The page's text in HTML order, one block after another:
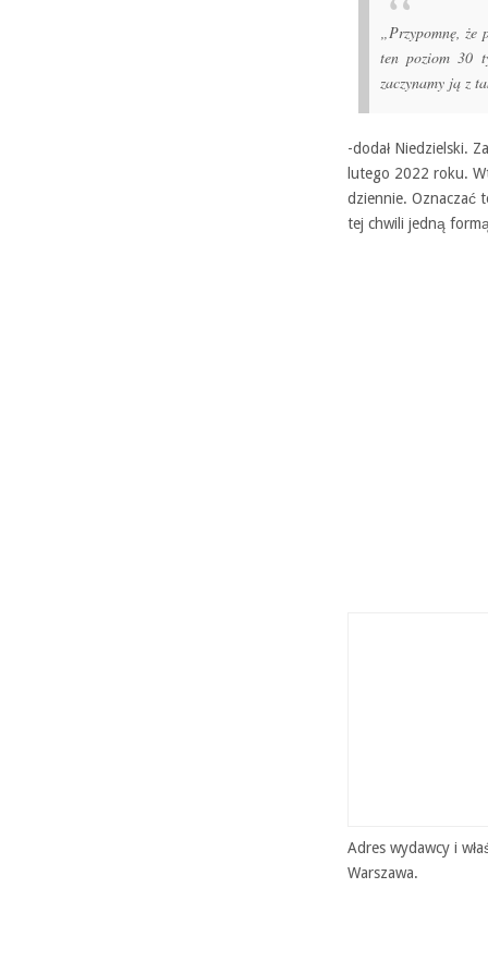
„Przypomnę,
ten poziom 30
zaczynamy ją z
-dodał Niedzielski.
lutego 2022 roku.
dziennie. Oznaczać
tej chwili jedną
Adres wydawcy i
Warszawa.